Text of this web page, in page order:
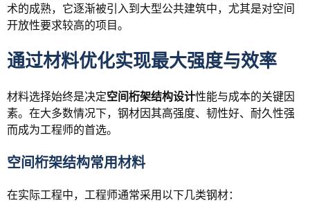
术的成熟，它逐渐被引入到大型公共建筑中，尤其是对空间
开放性要求较高的项目。
通过材料优化实现最大强度与效率
材料选择始终是决定空间桁架结构设计性能与成本的关键因
素。在大多数情况下，钢材因其高强度、韧性好、耐久性强
而成为工程师的首选。
空间桁架结构常用材料
在实际工程中，工程师通常采用以下几类钢材：